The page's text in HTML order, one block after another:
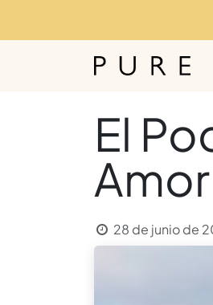
El
28 de junio de